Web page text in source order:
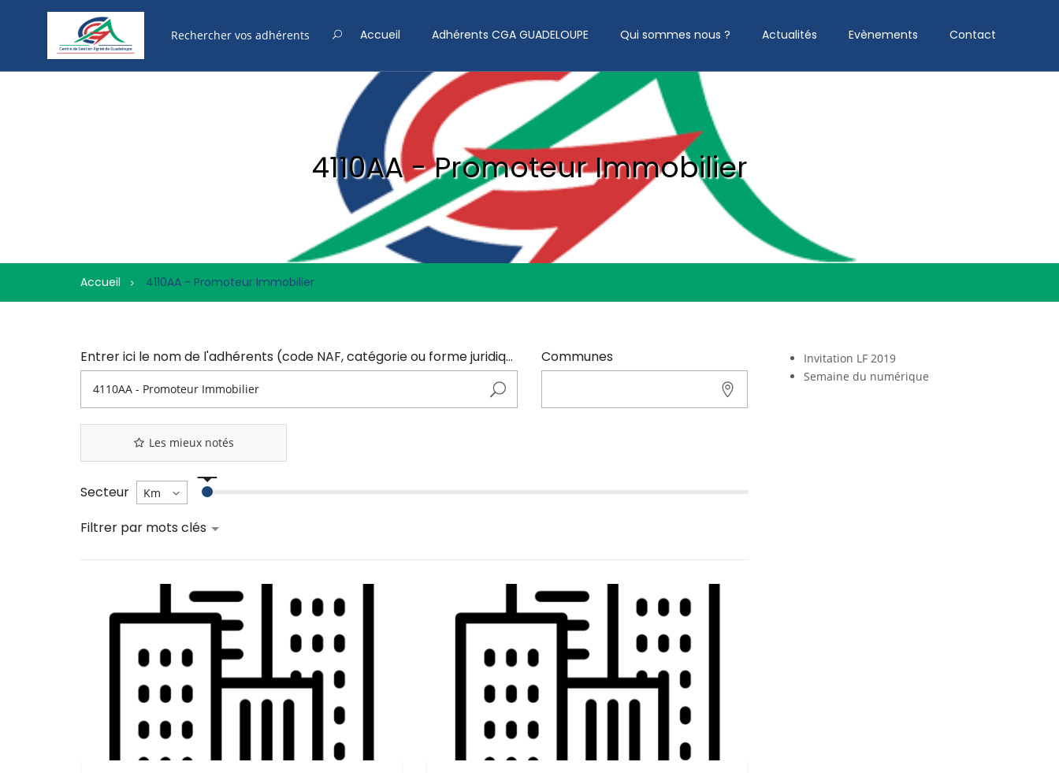
Accueil Adhérents CGA GUADELOUPE Qui sommes nous ? Actualités Evènements Contact
4110AA - Promoteur Immobilier
Accueil 4110AA - Promoteur Immobilier
Entrer ici le nom de l'adhérents (code NAF, catégorie ou forme juridique) Communes
Les mieux notés
Secteur
Filtrer par mots clés
Invitation LF 2019
Semaine du numérique